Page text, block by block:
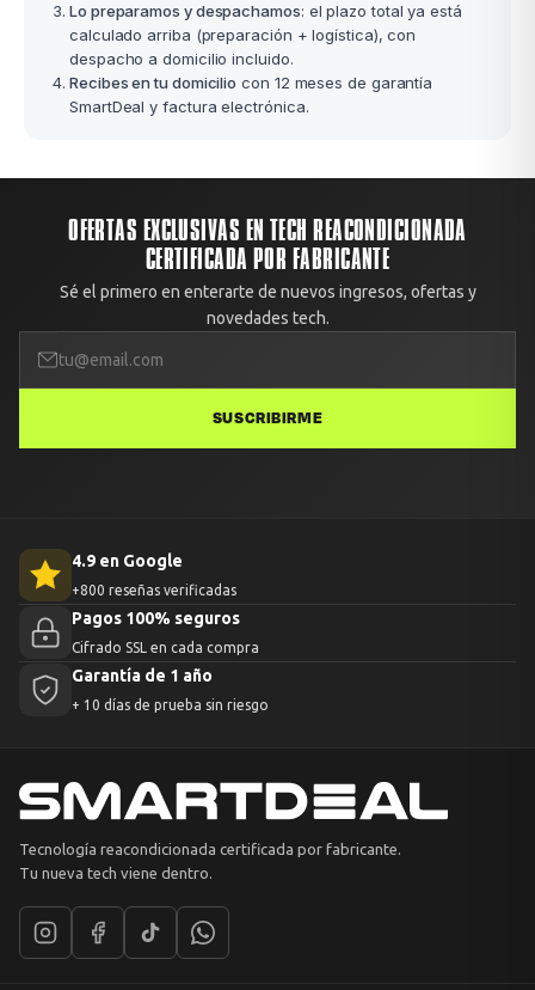
Lo preparamos y despachamos: el plazo total ya está
calculado arriba (preparación + logística), con
despacho a domicilio incluido.
Recibes en tu domicilio con 12 meses de garantía
SmartDeal y factura electrónica.
OFERTAS EXCLUSIVAS EN TECH REACONDICIONADA
CERTIFICADA POR FABRICANTE
Sé el primero en enterarte de nuevos ingresos, ofertas y
novedades tech.
SUSCRIBIRME
4.9 en Google
+800 reseñas verificadas
Pagos 100% seguros
Cifrado SSL en cada compra
Garantía de 1 año
+ 10 días de prueba sin riesgo
Tecnología reacondicionada certificada por fabricante.
Tu nueva tech viene dentro.